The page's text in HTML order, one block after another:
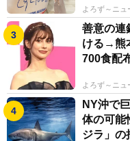
よろず～ニュ
善意の連
ける→熊
700食配
よろず～ニュ
NY沖で
体の可能
ジラ」の